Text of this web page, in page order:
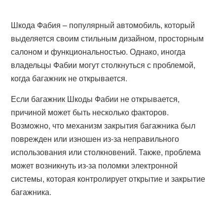
Шкода Фабия – популярный автомобиль, который
выделяется своим стильным дизайном, просторным
салоном и функциональностью. Однако, иногда
владельцы Фабии могут столкнуться с проблемой,
когда багажник не открывается.
Если багажник Шкоды Фабии не открывается,
причиной может быть несколько факторов.
Возможно, что механизм закрытия багажника был
поврежден или изношен из-за неправильного
использования или столкновений. Также, проблема
может возникнуть из-за поломки электронной
системы, которая контролирует открытие и закрытие
багажника.